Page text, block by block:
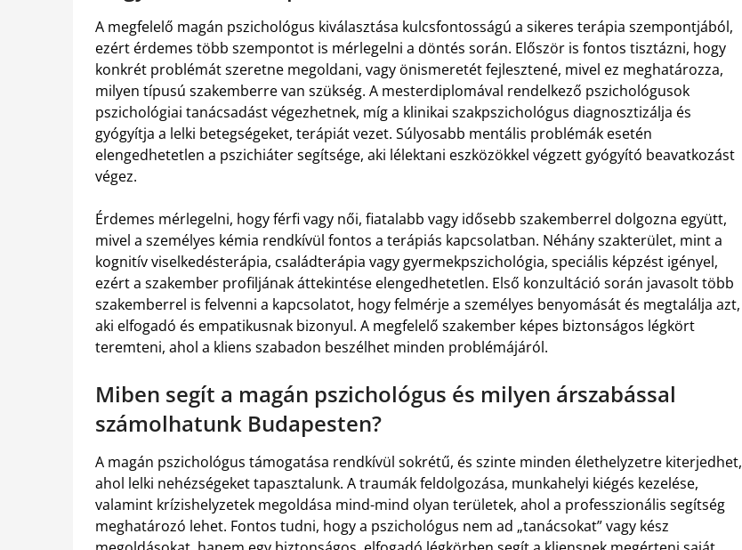
A megfelelő magán pszichológus kiválasztása kulcsfontosságú a sikeres terápia szempontjából,
ezért érdemes több szempontot is mérlegelni a döntés során. Először is fontos tisztázni, hogy
konkrét problémát szeretne megoldani, vagy önismeretét fejlesztené, mivel ez meghatározza,
milyen típusú szakemberre van szükség. A mesterdiplomával rendelkező pszichológusok
pszichológiai tanácsadást végezhetnek, míg a klinikai szakpszichológus diagnosztizálja és
gyógyítja a lelki betegségeket, terápiát vezet. Súlyosabb mentális problémák esetén
elengedhetetlen a pszichiáter segítsége, aki lélektani eszközökkel végzett gyógyító beavatkozást
végez.
Érdemes mérlegelni, hogy férfi vagy női, fiatalabb vagy idősebb szakemberrel dolgozna együtt,
mivel a személyes kémia rendkívül fontos a terápiás kapcsolatban. Néhány szakterület, mint a
kognitív viselkedésterápia, családterápia vagy gyermekpszichológia, speciális képzést igényel,
ezért a szakember profiljának áttekintése elengedhetetlen. Első konzultáció során javasolt több
szakemberrel is felvenni a kapcsolatot, hogy felmérje a személyes benyomását és megtalálja azt,
aki elfogadó és empatikusnak bizonyul. A megfelelő szakember képes biztonságos légkört
teremteni, ahol a kliens szabadon beszélhet minden problémájáról.
Miben segít a magán pszichológus és milyen árszabással
számolhatunk Budapesten?
A magán pszichológus támogatása rendkívül sokrétű, és szinte minden élethelyzetre kiterjedhet,
ahol lelki nehézségeket tapasztalunk. A traumák feldolgozása, munkahelyi kiégés kezelése,
valamint krízishelyzetek megoldása mind-mind olyan területek, ahol a professzionális segítség
meghatározó lehet. Fontos tudni, hogy a pszichológus nem ad „tanácsokat” vagy kész